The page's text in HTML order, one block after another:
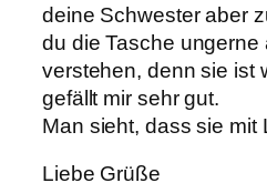
deine Schwester aber
du die Tasche ungerne
verstehen, denn sie ist
gefällt mir sehr gut.
Man sieht, dass sie mit
Liebe Grüße